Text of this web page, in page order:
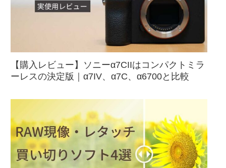
【購入レビュー】ソニーα7CIIはコンパクトミラ
ーレスの決定版｜α7IV、α7C、α6700と比較